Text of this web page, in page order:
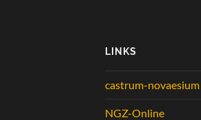
LINKS
castrum-novaesium
NGZ-Online